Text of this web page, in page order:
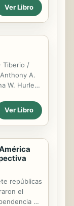
Corte,
Ver Libro
Tiberio /
A.
W. Hurley
--
--
R. Birley --
--
--
Ver Libro
repúblicas
el
de